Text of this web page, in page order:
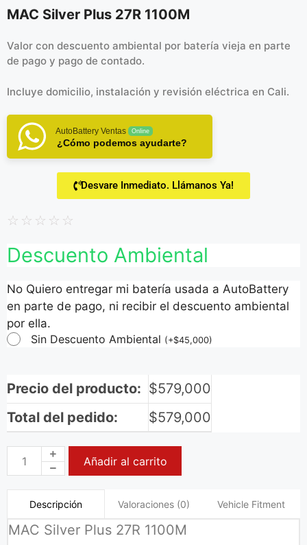
MAC Silver Plus 27R 1100M
Valor con descuento ambiental por batería vieja en parte
de pago y pago de contado.
Incluye domicilio, instalación y revisión eléctrica en Cali.
AutoBattery Ventas Online
¿Cómo podemos ayudarte?
Desvare Inmediato. Llámanos Ya!
☆ ☆ ☆ ☆ ☆
Descuento Ambiental
No Quiero entregar mi batería usada a AutoBattery
en parte de pago, ni recibir el descuento ambiental
por ella.
Sin Descuento Ambiental (+$45,000)
Precio del producto: $579,000
Total del pedido:
$579,000
Añadir al carrito
Descripción Valoraciones (0) Vehicle Fitment
MAC Silver Plus 27R 1100M